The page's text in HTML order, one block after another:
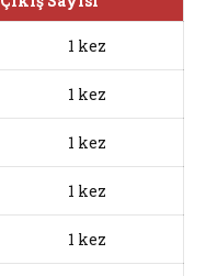
1 kez
1 kez
1 kez
1 kez
1 kez